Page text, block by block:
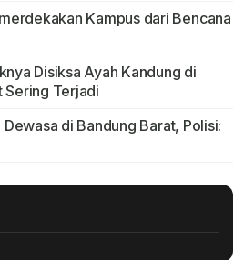
Kampus dari Bencana
Disiksa Ayah Kandung di
Sering Terjadi
di Bandung Barat, Polisi: